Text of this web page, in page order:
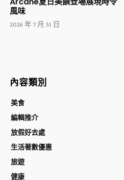
風味
2026 年 7 月 31 日
內容類別
美食
編輯推介
放假好去處
生活著數優惠
旅遊
健康